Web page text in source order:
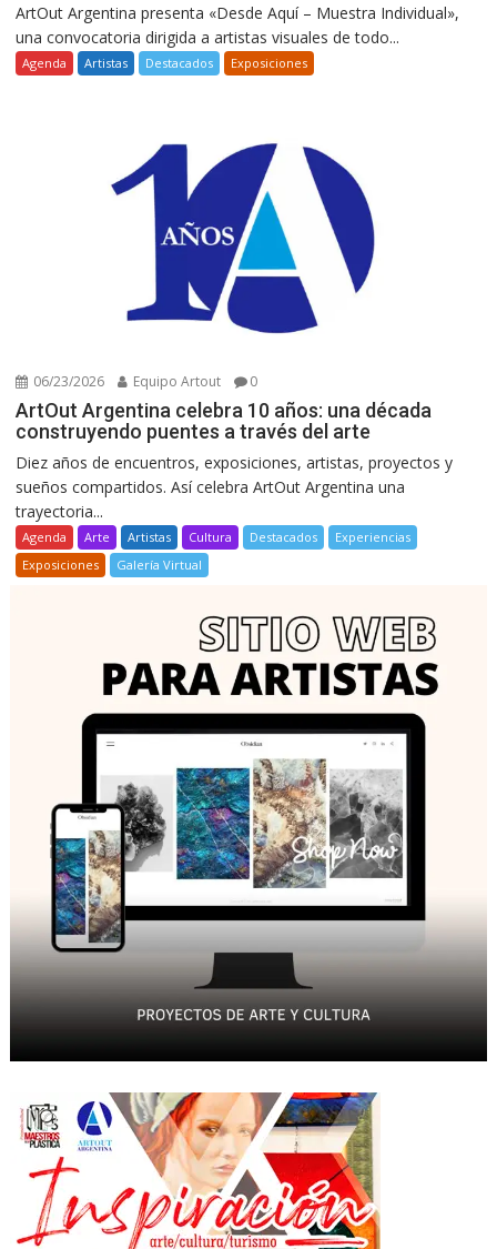
ArtOut Argentina presenta «Desde Aquí – Muestra Individual»,
una convocatoria dirigida a artistas visuales de todo...
Agenda Artistas Destacados Exposiciones
06/23/2026 Equipo Artout 0
ArtOut Argentina celebra 10 años: una década
construyendo puentes a través del arte
Diez años de encuentros, exposiciones, artistas, proyectos y
sueños compartidos. Así celebra ArtOut Argentina una
trayectoria...
Agenda Arte Artistas Cultura Destacados
Experiencias
Exposiciones
Galería Virtual